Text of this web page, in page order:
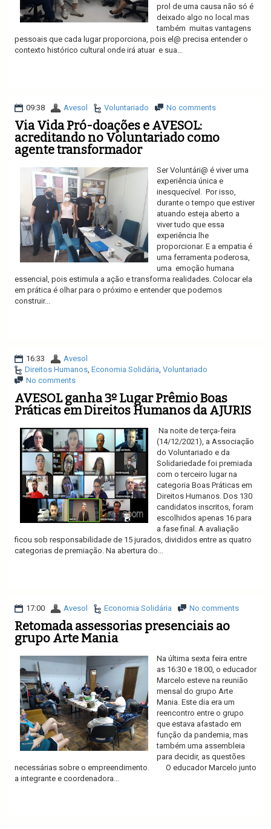
prol de uma causa não só é
deixado algo no local mas
também muitas vantagens
pessoais que cada lugar proporciona, pois el@ precisa entender o
contexto histórico cultural onde irá atuar e sua...
09:38 Avesol Voluntariado No comments
Via Vida Pró-doações e AVESOL:
acreditando no Voluntariado como
agente transformador
Ser Voluntári@ é viver uma
experiência única e
inesquecível. Por isso,
durante o tempo que estiver
atuando esteja aberto a
viver tudo que essa
experiência lhe
proporcionar. E a empatia é
uma ferramenta poderosa,
uma emoção humana
essencial, pois estimula a ação e transforma realidades. Colocar ela
em prática é olhar para o próximo e entender que podemos
construir...
16:33
Avesol
Direitos Humanos Economia Solidária Voluntariado
No comments
AVESOL ganha 3º Lugar Prêmio Boas
Práticas em Direitos Humanos da AJURIS
Na noite de terça-feira
(14/12/2021), a Associação
do Voluntariado e da
Solidariedade foi premiada
com o terceiro lugar na
categoria Boas Práticas em
Direitos Humanos. Dos 130
candidatos inscritos, foram
escolhidos apenas 16 para
a fase final. A avaliação
ficou sob responsabilidade de 15 jurados, divididos entre as quatro
categorias de premiação. Na abertura do...
17:00 Avesol Economia Solidária No comments
Retomada assessorias presenciais ao
grupo Arte Mania
Na última sexta feira entre
as 16:30 e 18:00, o educador
Marcelo esteve na reunião
mensal do grupo Arte
Mania. Este dia era um
reencontro entre o grupo
que estava afastado em
função da pandemia, mas
também uma assembleia
para decidir, as questões
necessárias sobre o empreendimento. O educador Marcelo junto
a integrante e coordenadora...